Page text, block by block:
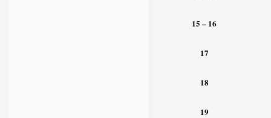
15 – 16
17
18
19